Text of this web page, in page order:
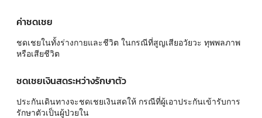
ค่าชดเชย
ชดเชยในทั้งร่างกายและชีวิต ในกรณีที่สูญเสียอวัยวะ ทุพพลภาพ
หรือเสียชีวิต
ชดเชยเงินสดระหว่างรักษาตัว
ประกันเดินทางจะชดเชยเงินสดให้ กรณีที่ผู้เอาประกันเข้ารับการ
รักษาตัวเป็นผู้ป่วยใน